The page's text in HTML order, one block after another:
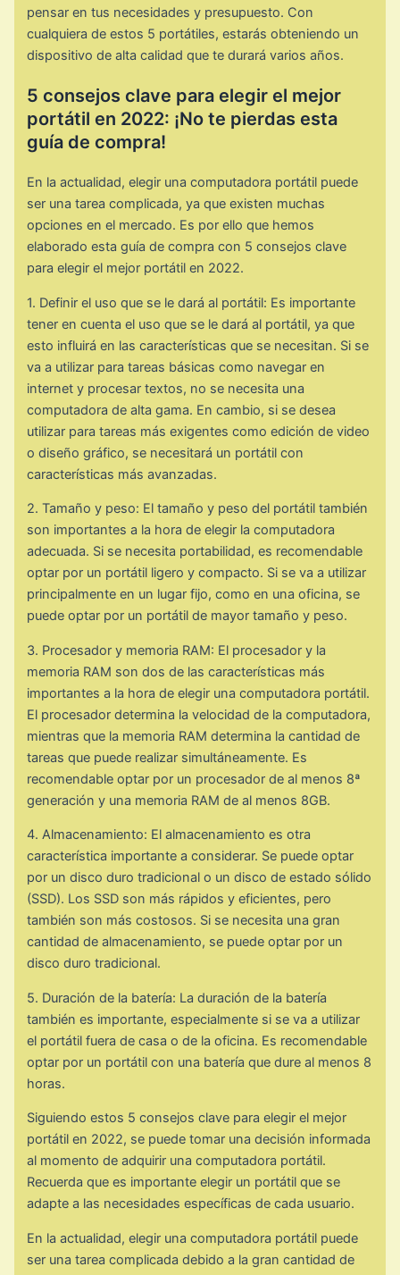
pensar en tus necesidades y presupuesto. Con
cualquiera de estos 5 portátiles, estarás obteniendo un
dispositivo de alta calidad que te durará varios años.
5 consejos clave para elegir el mejor
portátil en 2022: ¡No te pierdas esta
guía de compra!
En la actualidad, elegir una computadora portátil puede
ser una tarea complicada, ya que existen muchas
opciones en el mercado. Es por ello que hemos
elaborado esta guía de compra con 5 consejos clave
para elegir el mejor portátil en 2022.
1. Definir el uso que se le dará al portátil: Es importante
tener en cuenta el uso que se le dará al portátil, ya que
esto influirá en las características que se necesitan. Si se
va a utilizar para tareas básicas como navegar en
internet y procesar textos, no se necesita una
computadora de alta gama. En cambio, si se desea
utilizar para tareas más exigentes como edición de video
o diseño gráfico, se necesitará un portátil con
características más avanzadas.
2. Tamaño y peso: El tamaño y peso del portátil también
son importantes a la hora de elegir la computadora
adecuada. Si se necesita portabilidad, es recomendable
optar por un portátil ligero y compacto. Si se va a utilizar
principalmente en un lugar fijo, como en una oficina, se
puede optar por un portátil de mayor tamaño y peso.
3. Procesador y memoria RAM: El procesador y la
memoria RAM son dos de las características más
importantes a la hora de elegir una computadora portátil.
El procesador determina la velocidad de la computadora,
mientras que la memoria RAM determina la cantidad de
tareas que puede realizar simultáneamente. Es
recomendable optar por un procesador de al menos 8ª
generación y una memoria RAM de al menos 8GB.
4. Almacenamiento: El almacenamiento es otra
característica importante a considerar. Se puede optar
por un disco duro tradicional o un disco de estado sólido
(SSD). Los SSD son más rápidos y eficientes, pero
también son más costosos. Si se necesita una gran
cantidad de almacenamiento, se puede optar por un
disco duro tradicional.
5. Duración de la batería: La duración de la batería
también es importante, especialmente si se va a utilizar
el portátil fuera de casa o de la oficina. Es recomendable
optar por un portátil con una batería que dure al menos 8
horas.
Siguiendo estos 5 consejos clave para elegir el mejor
portátil en 2022, se puede tomar una decisión informada
al momento de adquirir una computadora portátil.
Recuerda que es importante elegir un portátil que se
adapte a las necesidades específicas de cada usuario.
En la actualidad, elegir una computadora portátil puede
ser una tarea complicada debido a la gran cantidad de